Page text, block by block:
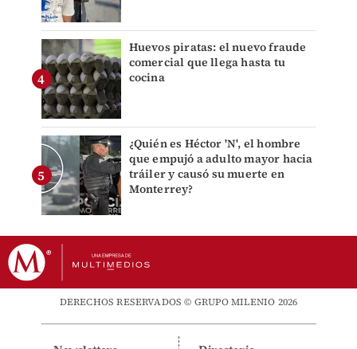
Huevos piratas: el nuevo fraude
comercial que llega hasta tu
cocina
¿Quién es Héctor 'N', el hombre
que empujó a adulto mayor hacia
tráiler y causó su muerte en
Monterrey?
DERECHOS RESERVADOS © GRUPO MILENIO 2026